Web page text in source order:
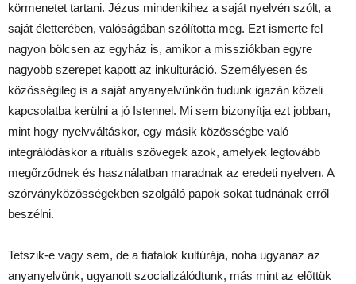
körmenetet tartani. Jézus mindenkihez a saját nyelvén szólt, a
saját életterében, valóságában szólította meg. Ezt ismerte fel
nagyon bölcsen az egyház is, amikor a missziókban egyre
nagyobb szerepet kapott az inkulturáció. Személyesen és
közösségileg is a saját anyanyelvünkön tudunk igazán közeli
kapcsolatba kerülni a jó Istennel. Mi sem bizonyítja ezt jobban,
mint hogy nyelvváltáskor, egy másik közösségbe való
integrálódáskor a rituális szövegek azok, amelyek legtovább
megőrződnek és használatban maradnak az eredeti nyelven. A
szórványközösségekben szolgáló papok sokat tudnának erről
beszélni.
Tetszik-e vagy sem, de a fiatalok kultúrája, noha ugyanaz az
anyanyelvünk, ugyanott szocializálódtunk, más mint az előttük